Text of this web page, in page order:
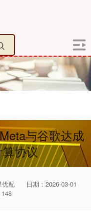
与谷歌达成
协议
优配
日期：2026-03-01